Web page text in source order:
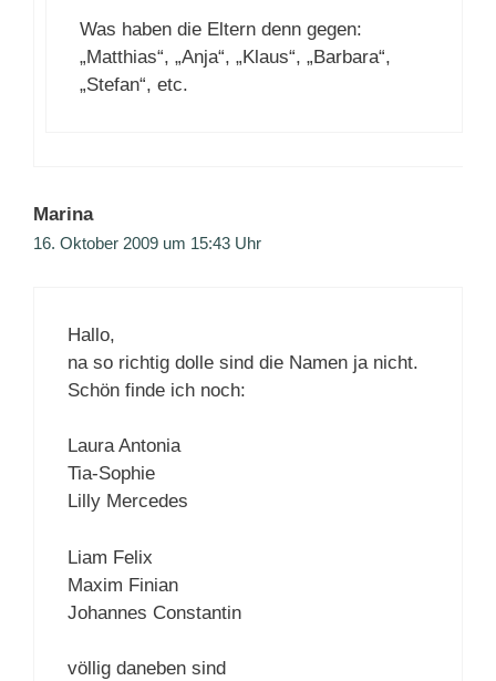
Was haben die Eltern denn gegen:
„Matthias“, „Anja“, „Klaus“, „Barbara“,
„Stefan“, etc.
Marina
16. Oktober 2009 um 15:43 Uhr
Hallo,
na so richtig dolle sind die Namen ja nicht.
Schön finde ich noch:
Laura Antonia
Tia-Sophie
Lilly Mercedes
Liam Felix
Maxim Finian
Johannes Constantin
völlig daneben sind